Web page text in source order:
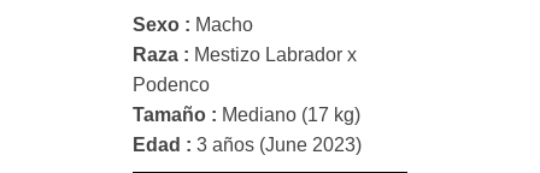
Sexo : Macho
Raza : Mestizo Labrador x
Podenco
Tamaño : Mediano (17 kg)
Edad : 3 años (June 2023)